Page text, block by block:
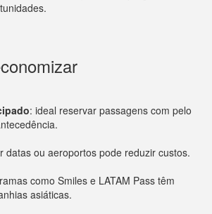
: ideal reservar passagens com pelo
datas ou aeroportos pode reduzir custos.
como Smiles e LATAM Pass têm
asiáticas.